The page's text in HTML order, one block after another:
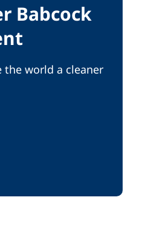
Babcock
the world a cleaner